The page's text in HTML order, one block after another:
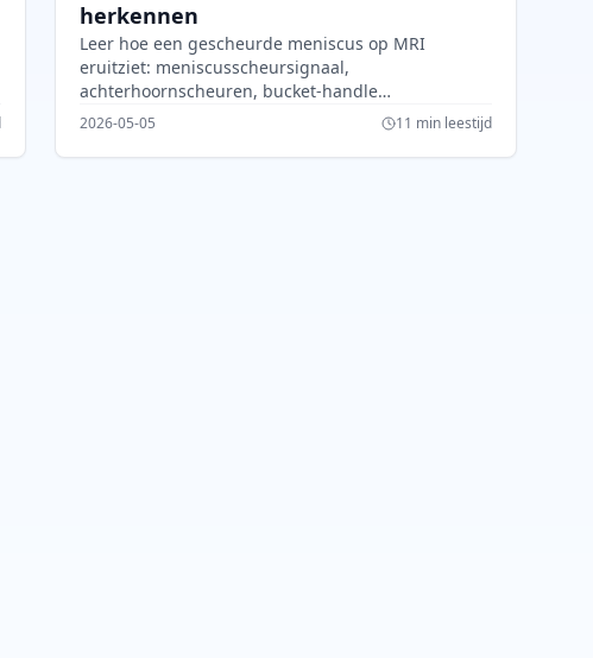
herkennen
Leer hoe een gescheurde meniscus op MRI
eruitziet: meniscusscheursignaal,
achterhoornscheuren, bucket-handle
scheurtekens, gradering en
2026-05-05 11 min leestijd